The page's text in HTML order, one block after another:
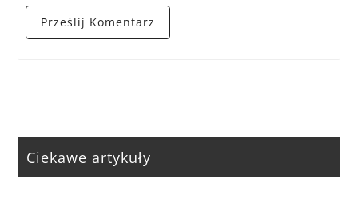
Ciekawe artykuły